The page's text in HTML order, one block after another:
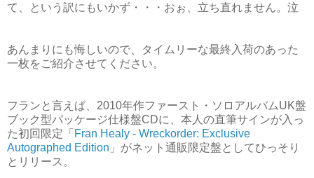
て、という訳にもいかず・・・おぉ、立ち直れません。泣
あんまりにも悔しいので、タイムリーな最終入荷のあった
一枚をご紹介させてください。
フランと言えば、2010年作ファースト・ソロアルバムUK盤
ブック型パッケージ仕様盤CDに、本人の直筆サインが入っ
た初回限定「 Fran Healy - Wreckorder: Exclusive
Autographed Edition 」がネット通販限定盤としてひっそり
とリリース。